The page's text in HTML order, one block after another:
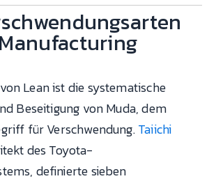
Lean ist die systematische
Beseitigung von Muda, dem
für Verschwendung.Taiichi
des Toyota-
definierte sieben